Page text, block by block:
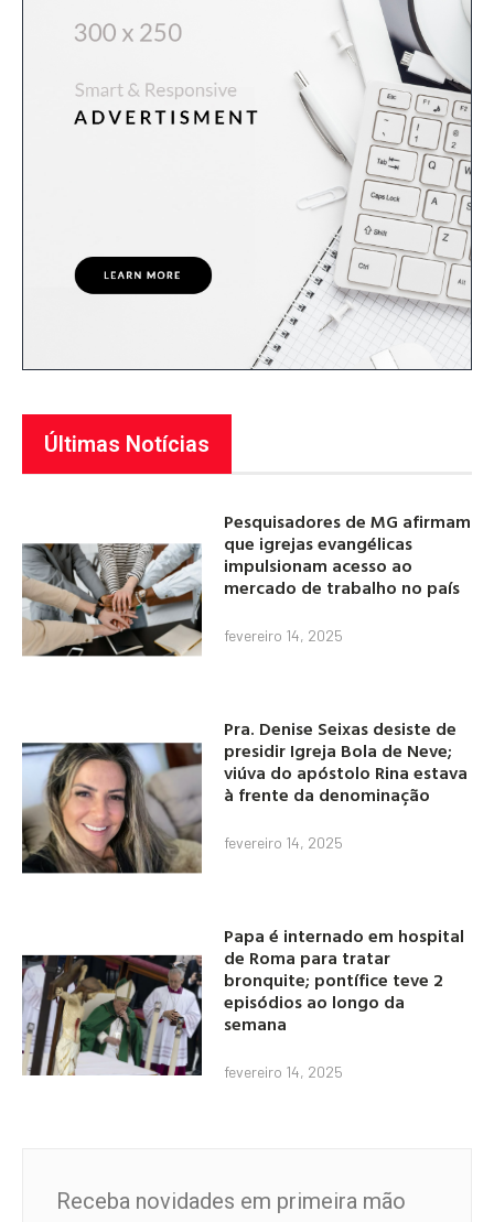
Últimas Notícias
Pesquisadores de MG afirmam
que igrejas evangélicas
impulsionam acesso ao
mercado de trabalho no país
fevereiro 14, 2025
Pra. Denise Seixas desiste de
presidir Igreja Bola de Neve;
viúva do apóstolo Rina estava
à frente da denominação
fevereiro 14, 2025
Papa é internado em hospital
de Roma para tratar
bronquite; pontífice teve 2
episódios ao longo da
semana
fevereiro 14, 2025
Receba novidades em primeira mão